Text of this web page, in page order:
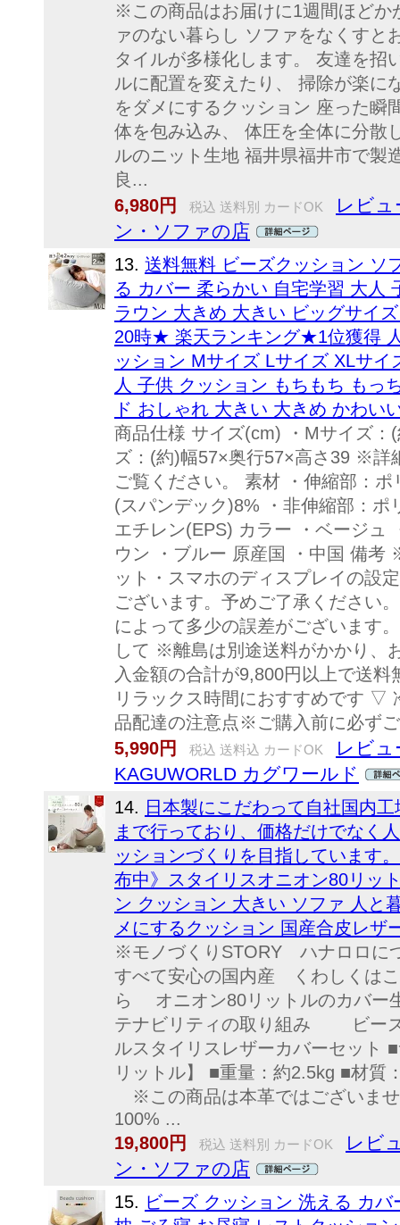
※この商品はお届けに1週間ほどか
ァのない暮らし ソファをなくすと
タイルが多様化します。 友達を招
ルに配置を変えたり、 掃除が楽に
をダメにするクッション 座った瞬
体を包み込み、 体圧を全体に分散
ルのニット生地 福井県福井市で製
良...
6,980円
税込 送料別 カードOK
レビュ
ン・ソファの店
13. 送料無料 ビーズクッション ソ
る カバー 柔らかい 自宅学習 大人
ラウン 大きめ 大きい ビッグサイ
20時★ 楽天ランキング★1位獲得
ッション Mサイズ Lサイズ XLサ
人 子供 クッション もちもち もっ
ド おしゃれ 大きい 大きめ かわい
商品仕様 サイズ(cm) ・Mサイズ
ズ：(約)幅57×奥行57×高さ39 ※詳
ご覧ください。 素材 ・伸縮部：
(スパンデック)8% ・非伸縮部：ポ
エチレン(EPS) カラー ・ベージュ
ウン ・ブルー 原産国 ・中国 備
ット・スマホのディスプレイの設
ございます。予めご了承ください
によって多少の誤差がございます
して ※離島は別途送料がかかり、
入金額の合計が9,800円以上で送
リラックス時間におすすめです ▽
品配達の注意点※ご購入前に必ず
5,990円
税込 送料込 カードOK
レビュ
KAGUWORLD カグワールド
14. 日本製にこだわって自社国内
まで行っており、価格だけでなく
ッションづくりを目指しています
布中》スタイリスオニオン80リッ
ン クッション 大きい ソファ 人と
メにするクッション 国産合皮レザ
※モノづくりSTORY ハナロロに
すべて安心の国内産 くわしくは
ら オニオン80リットルのカバ
テナビリティの取り組み ビー
ルスタイリスレザーカバーセット
リットル】 ■重量：約2.5kg ■材質
※この商品は本革ではございま
100% ...
19,800円
税込 送料別 カードOK
レビ
ン・ソファの店
15. ビーズ クッション 洗える カ